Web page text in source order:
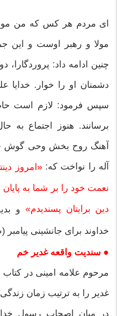
ای مردم هر كس كه من
مولا و رهبر اوست و این
چنین ادامه داد:
دشمنان او را خوار.
سپس فرمود: لازم است
برسانند. هنوز اجتماع به
آهنگ روح بخش وحی گوش
آله را نواخت كه: «امروز
نعمت خود را بر شما به
دین برایتان پسندیدم» و
خداوند برای جانشینی
● سندیت واقعه غدیر خم
مرحوم علامه امینی در کتاب
غدیر را به ترتیب زمان